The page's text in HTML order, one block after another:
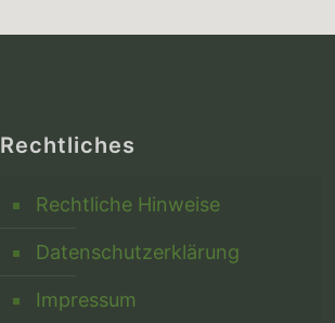
Rechtliches
Rechtliche Hinweise
Datenschutzerklärung
Impressum